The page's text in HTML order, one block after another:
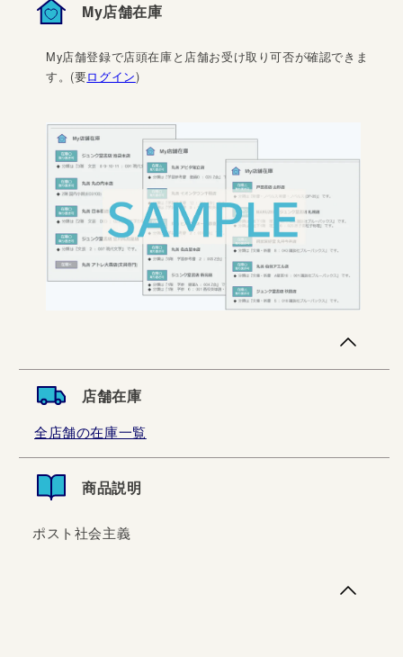
My店舗在庫
My店舗登録で店頭在庫と店舗お受け取り可否が確認できま
す。(要ログイン)
店舗在庫
全店舗の在庫一覧
商品説明
ポスト社会主義